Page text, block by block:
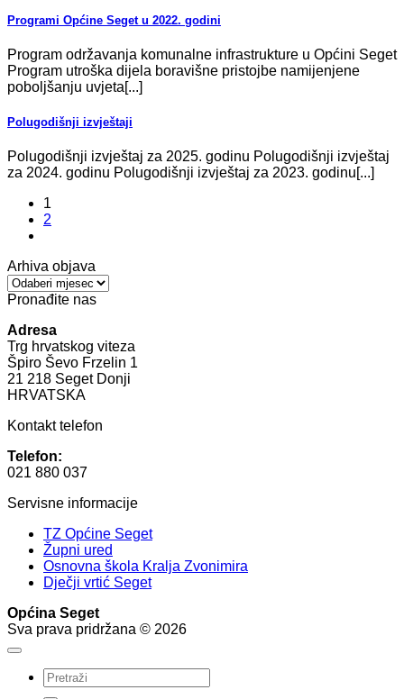
Programi Općine Seget u 2022. godini
Program održavanja komunalne infrastrukture u Općini Seget
Program utroška dijela boravišne pristojbe namijenjene
poboljšanju uvjeta[...]
Polugodišnji izvještaji
Polugodišnji izvještaj za 2025. godinu Polugodišnji izvještaj
za 2024. godinu Polugodišnji izvještaj za 2023. godinu[...]
1
2
Arhiva objava
Arhiva
objava
Pronađite nas
Adresa
Trg hrvatskog viteza
Špiro Ševo Frzelin 1
21 218 Seget Donji
HRVATSKA
Kontakt telefon
Telefon:
021 880 037
Servisne informacije
TZ Općine Seget
Župni ured
Osnovna škola Kralja Zvonimira
Dječji vrtić Seget
Općina Seget
Sva prava pridržana © 2026